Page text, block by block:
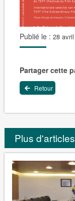
Publié le : 28
Partager cette
Retour
Plus